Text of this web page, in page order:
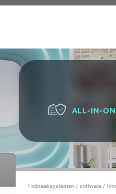
ALL-IN-
/ inbraaksystemen / software /